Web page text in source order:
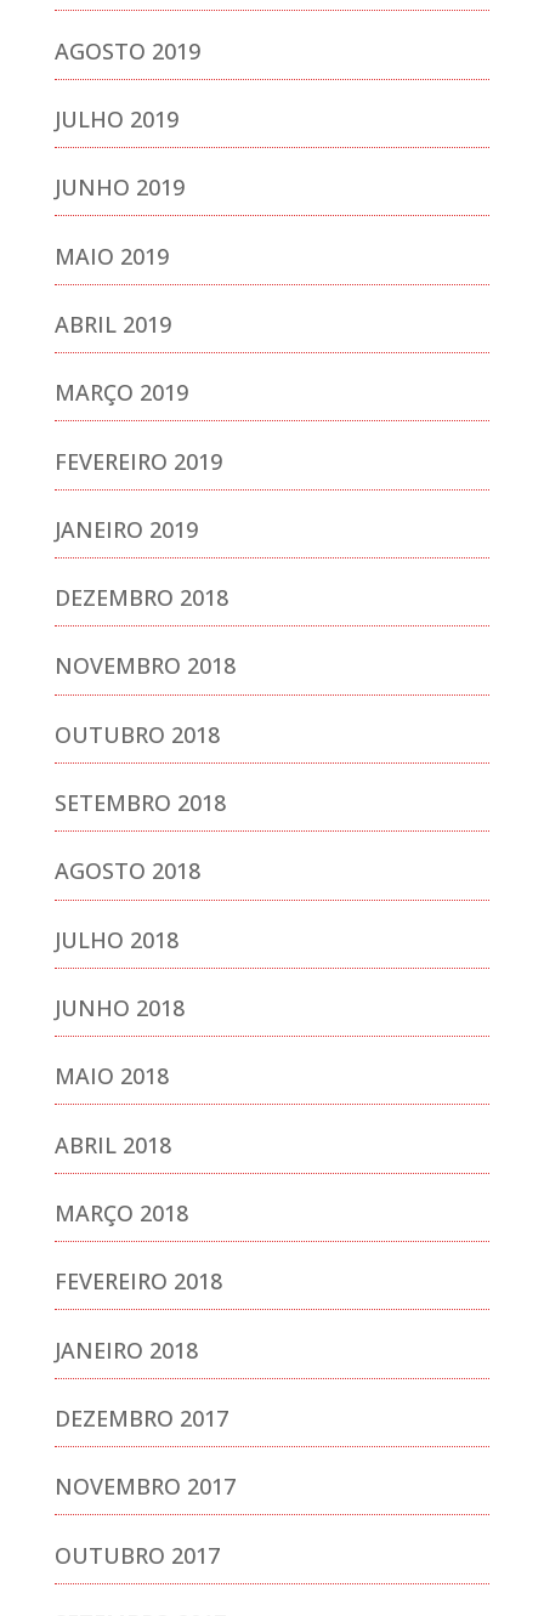
AGOSTO 2019
JULHO 2019
JUNHO 2019
MAIO 2019
ABRIL 2019
MARÇO 2019
FEVEREIRO 2019
JANEIRO 2019
DEZEMBRO 2018
NOVEMBRO 2018
OUTUBRO 2018
SETEMBRO 2018
AGOSTO 2018
JULHO 2018
JUNHO 2018
MAIO 2018
ABRIL 2018
MARÇO 2018
FEVEREIRO 2018
JANEIRO 2018
DEZEMBRO 2017
NOVEMBRO 2017
OUTUBRO 2017